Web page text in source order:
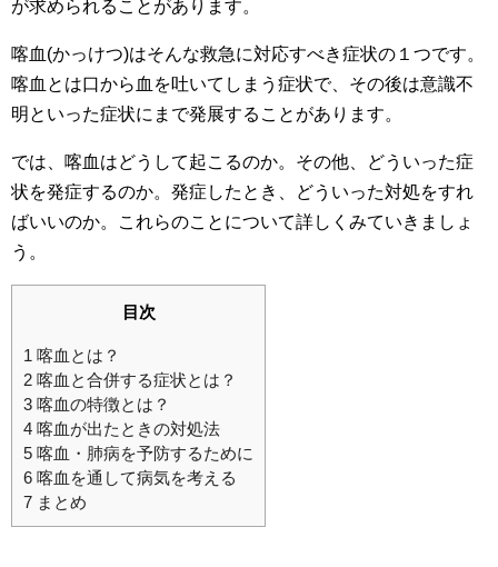
が求められることがあります。
喀血(かっけつ)はそんな救急に対応すべき症状の１つです。
喀血とは口から血を吐いてしまう症状で、その後は意識不
明といった症状にまで発展することがあります。
では、喀血はどうして起こるのか。その他、どういった症
状を発症するのか。発症したとき、どういった対処をすれ
ばいいのか。これらのことについて詳しくみていきましょ
う。
目次
1 喀血とは？
2 喀血と合併する症状とは？
3 喀血の特徴とは？
4 喀血が出たときの対処法
5 喀血・肺病を予防するために
6 喀血を通して病気を考える
7 まとめ